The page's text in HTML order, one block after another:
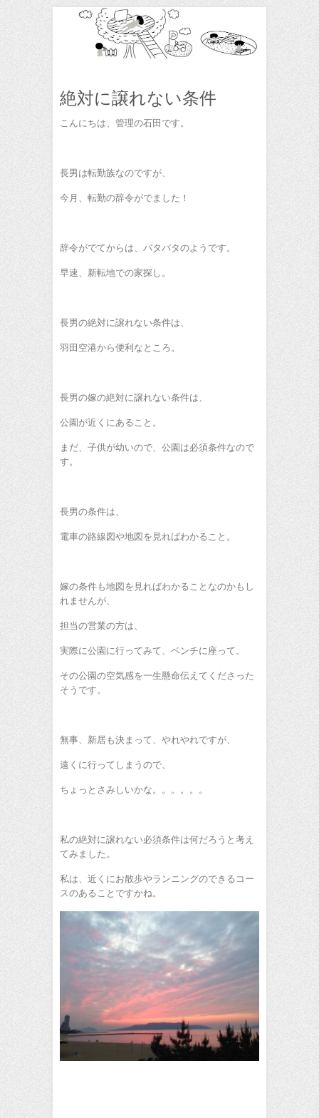
絶対に譲れない条件
こんにちは、管理の石田です。
長男は転勤族なのですが、
今月、転勤の辞令がでました！
辞令がでてからは、バタバタのようです。
早速、新転地での家探し。
長男の絶対に譲れない条件は、
羽田空港から便利なところ。
長男の嫁の絶対に譲れない条件は、
公園が近くにあること。
まだ、子供が幼いので、公園は必須条件なので
す。
長男の条件は、
電車の路線図や地図を見ればわかること。
嫁の条件も地図を見ればわかることなのかもし
れませんが、
担当の営業の方は、
実際に公園に行ってみて、ベンチに座って、
その公園の空気感を一生懸命伝えてくださった
そうです。
無事、新居も決まって、やれやれですが、
遠くに行ってしまうので、
ちょっとさみしいかな。。。。。。
私の絶対に譲れない必須条件は何だろうと考え
てみました。
私は、近くにお散歩やランニングのできるコー
スのあることですかね。